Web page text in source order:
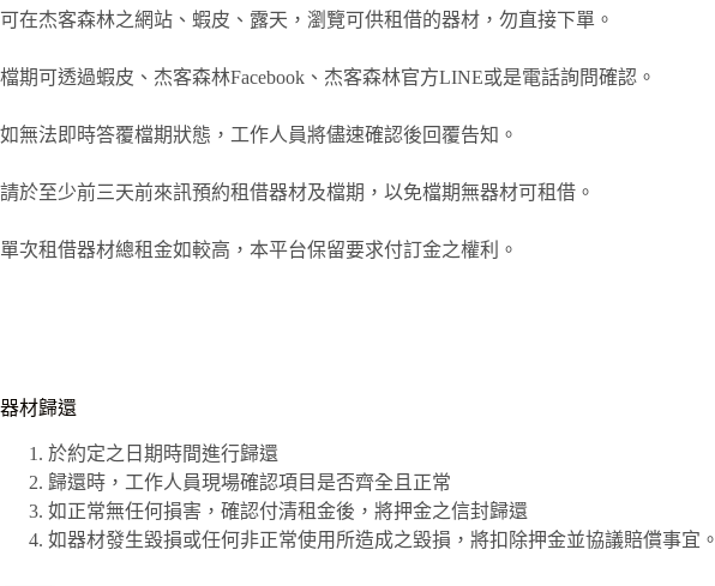
可在杰客森林之網站、蝦皮、露天，瀏覽可供租借的器材， 勿直接下單 。
檔期可透過蝦皮、杰客森林Facebook、杰客森林官方LINE或是電話詢問確認。
如無法即時答覆檔期狀態，工作人員將儘速確認後回覆告知。
請於至少前三天前來訊預約租借器材及檔期，以免檔期無器材可租借。
單次租借器材總租金如較高，本平台保留要求付訂金之權利。
器材歸還
於約定之日期時間進行歸還
歸還時，工作人員現場確認項目是否齊全且正常
如正常無任何損害，確認付清租金後，將押金之信封歸還
如器材發生毀損或任何非正常使用所造成之毀損，將扣除押金並協議賠償事宜。